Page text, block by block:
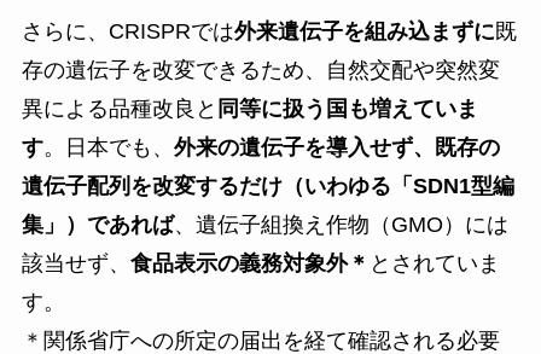
さらに、CRISPRでは外来遺伝子を組み込まずに既
存の遺伝子を改変できるため、自然交配や突然変
異による品種改良と 同等に扱う国も増えていま
す。日本でも、 外来の遺伝子を導入せず、既存の
遺伝子配列を改変するだけ（いわゆる「SDN1型編
集」）であれば、遺伝子組換え作物（GMO）には
該当せず、 食品表示の義務対象外＊ とされていま
す。
＊関係省庁への所定の届出を経て確認される必要